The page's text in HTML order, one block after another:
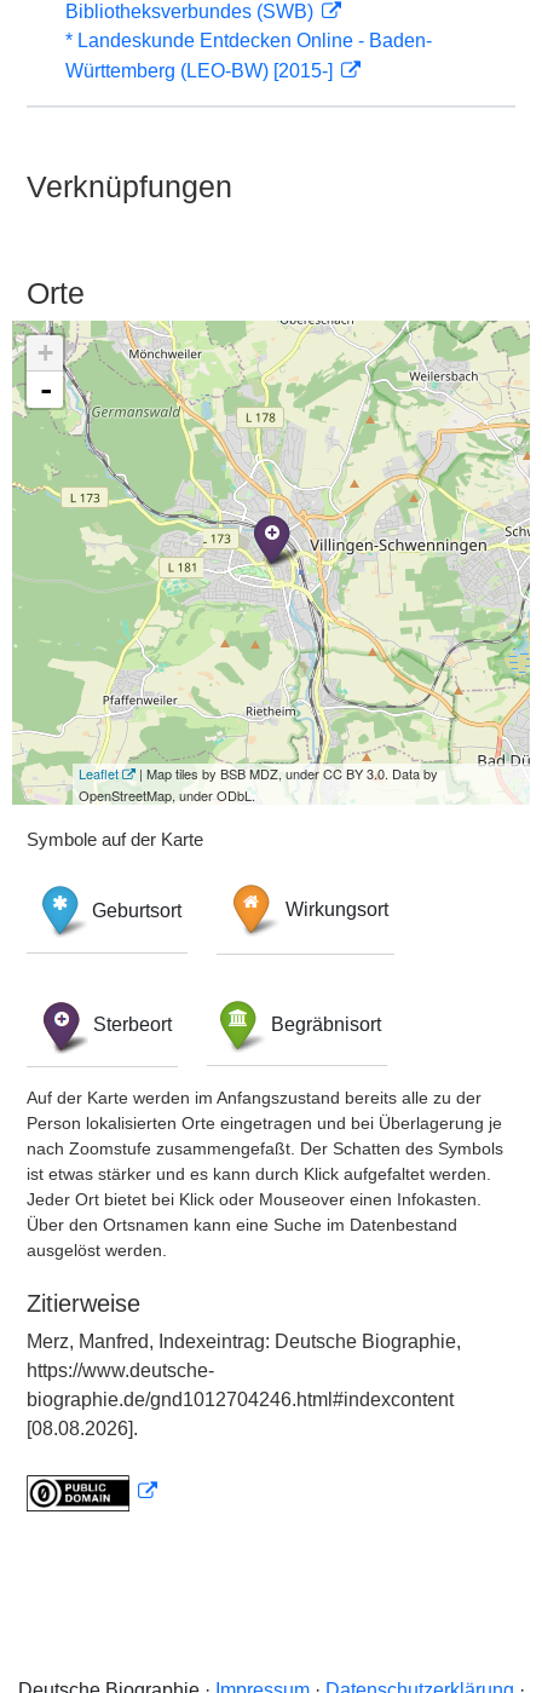
Bibliotheksverbundes (SWB)
* Landeskunde Entdecken Online - Baden-
Württemberg (LEO-BW) [2015-]
Verknüpfungen
Orte
+
-
Leaflet
| Map tiles by BSB MDZ, under CC BY 3.0. Data by
OpenStreetMap, under ODbL.
Symbole auf der Karte
Geburtsort Wirkungsort
Sterbeort Begräbnisort
Auf der Karte werden im Anfangszustand bereits alle zu der
Person lokalisierten Orte eingetragen und bei Überlagerung je
nach Zoomstufe zusammengefaßt. Der Schatten des Symbols
ist etwas stärker und es kann durch Klick aufgefaltet werden.
Jeder Ort bietet bei Klick oder Mouseover einen Infokasten.
Über den Ortsnamen kann eine Suche im Datenbestand
ausgelöst werden.
Zitierweise
Merz, Manfred, Indexeintrag: Deutsche Biographie,
https://www.deutsche-
biographie.de/gnd1012704246.html#indexcontent
[08.08.2026].